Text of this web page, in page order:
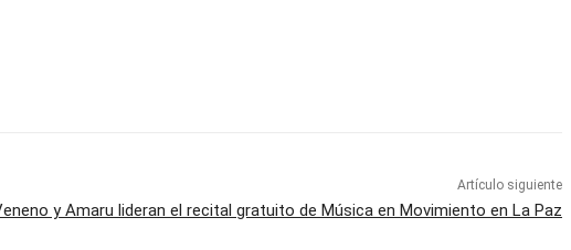
Artículo siguiente
y Amaru lideran el recital gratuito de Música en Movimiento en La Paz